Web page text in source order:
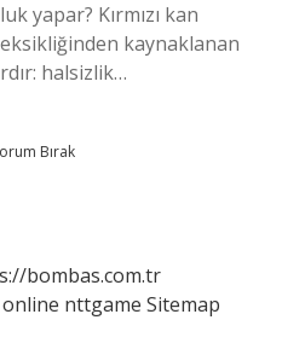
yapar? Kırmızı kan
kaynaklanan
halsizlik…
Bırak
bombas.com.tr
nttgame Sitemap